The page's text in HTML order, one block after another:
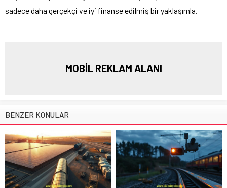
sadece daha gerçekçi ve iyi finanse edilmiş bir yaklaşımla.
MOBİL REKLAM ALANI
BENZER KONULAR